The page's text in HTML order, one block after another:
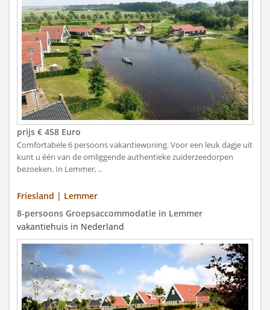
prijs € 458 Euro
Comfortabele 6 persoons vakantiewoning. Voor een leuk dagje uit
kunt u één van de omliggende authentieke zuiderzeedorpen
bezoeken. In Lemmer, ..
Friesland | Lemmer
8-persoons Groepsaccommodatie in Lemmer
vakantiehuis in Nederland